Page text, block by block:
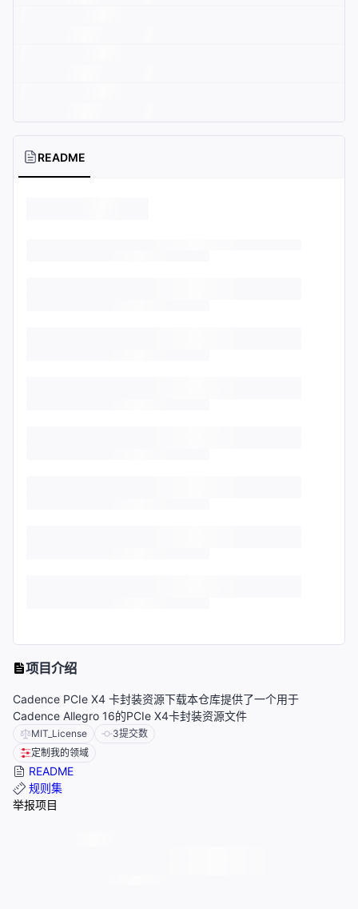
README
项目介绍
Cadence PCIe X4 卡封装资源下载本仓库提供了一个用于
Cadence Allegro 16的PCIe X4卡封装资源文件
MIT_License 3提交数
定制我的领域
README
规则集
举报项目